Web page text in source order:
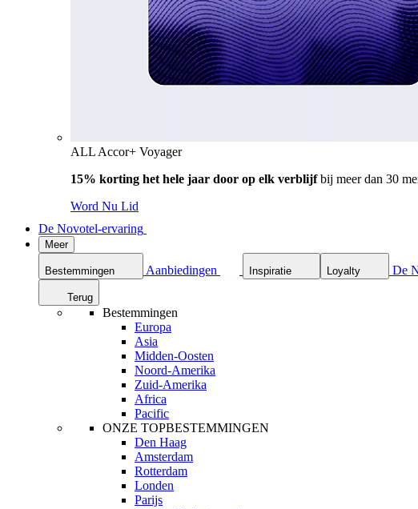
ALL Accor+ Voyager
15% korting het hele jaar door op elk verblijfbij meer dan 30
Word Nu Lid
De Novotel-ervaring
Meer
Bestemmingen Aanbiedingen Inspiratie Loyalty De
Terug
Bestemmingen
Europa
Asia
Midden-Oosten
Noord-Amerika
Zuid-Amerika
Africa
Pacific
ONZE TOPBESTEMMINGEN
Den Haag
Amsterdam
Rotterdam
Londen
Parijs